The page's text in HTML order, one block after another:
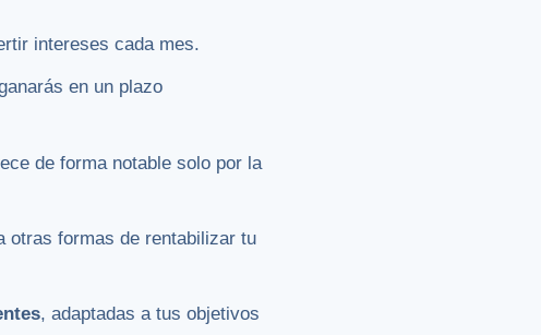
intereses cada mes.
en un plazo
de forma notable solo por la
otras formas de rentabilizar tu
, adaptadas a tus objetivos